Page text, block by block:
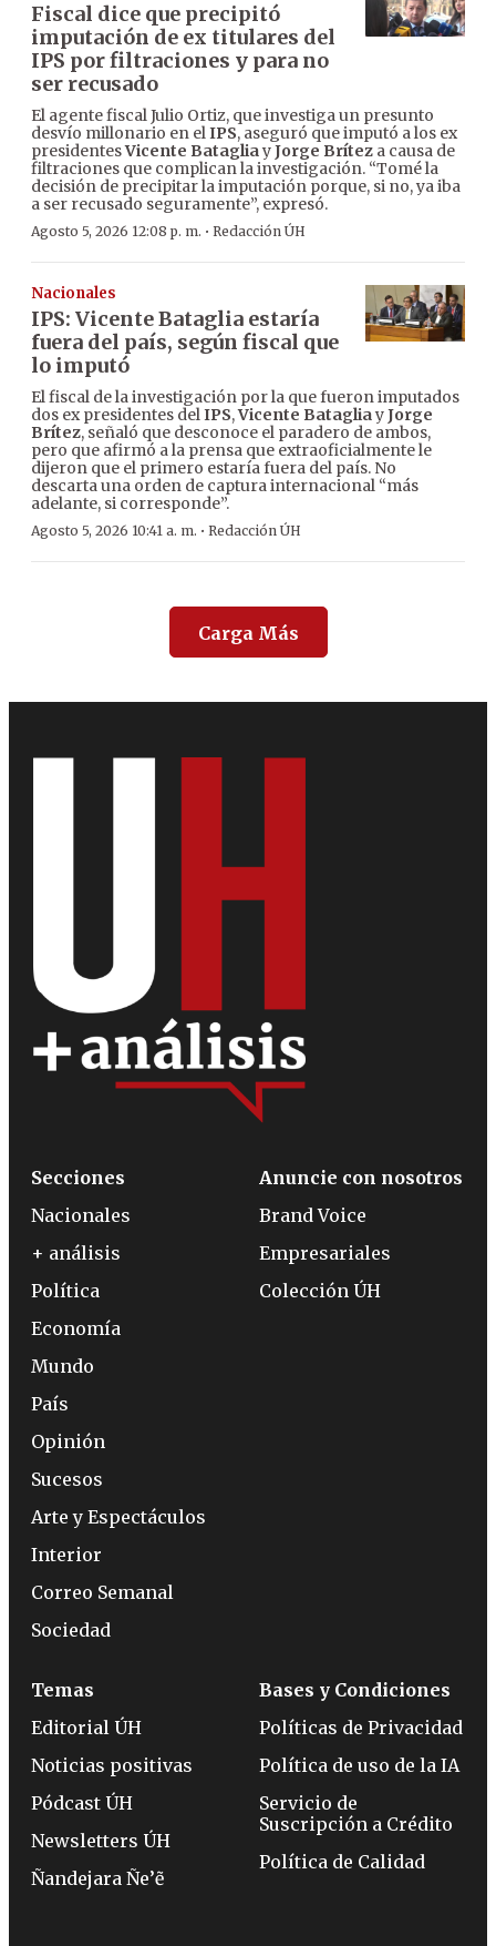
Fiscal dice que precipitó
imputación de ex titulares del
IPS por filtraciones y para no
ser recusado
El agente fiscal Julio Ortiz, que investiga un presunto
desvío millonario en elIPS, aseguró que imputó a los ex
presidentesVicente BatagliayJorge Brítez a causa de
filtraciones que complican la investigación. “Tomé la
decisión de precipitar la imputación porque, si no, ya iba
a ser recusado seguramente”, expresó.
Agosto 5, 2026 12:08 p. m. · Redacción ÚH
Nacionales
IPS: Vicente Bataglia estaría
fuera del país, según fiscal que
lo imputó
El fiscal de la investigación por la que fueron imputados
dos ex presidentes delIPS,Vicente BatagliayJorge
Brítez, señaló que desconoce el paradero de ambos,
pero que afirmó a la prensa que extraoficialmente le
dijeron que el primero estaría fuera del país. No
descarta una orden de captura internacional “más
adelante, si corresponde”.
Agosto 5, 2026 10:41 a. m. · Redacción ÚH
Carga Más
Secciones
Nacionales
+ análisis
Política
Economía
Mundo
País
Opinión
Sucesos
Arte y Espectáculos
Interior
Correo Semanal
Sociedad
Anuncie con nosotros
Brand Voice
Empresariales
Colección ÚH
Temas
Editorial ÚH
Noticias positivas
Pódcast ÚH
Newsletters ÚH
Ñandejara Ñe’ẽ
Bases y Condiciones
Políticas de Privacidad
Política de uso de la IA
Servicio de
Suscripción a Crédito
Política de Calidad